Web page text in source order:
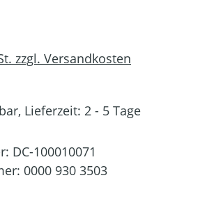
zzgl. Versandkosten
Lieferzeit: 2 - 5 Tage
DC-100010071
0000 930 3503